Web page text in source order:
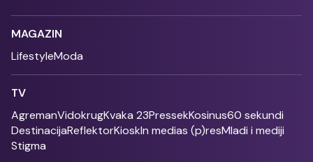
MAGAZIN
LifestyleModa
TV
AgremanVidokrugKvaka 23PressekKosinus60 sekundi
DestinacijaReflektorKioskIn medias (p)resMladi i mediji
Stigma